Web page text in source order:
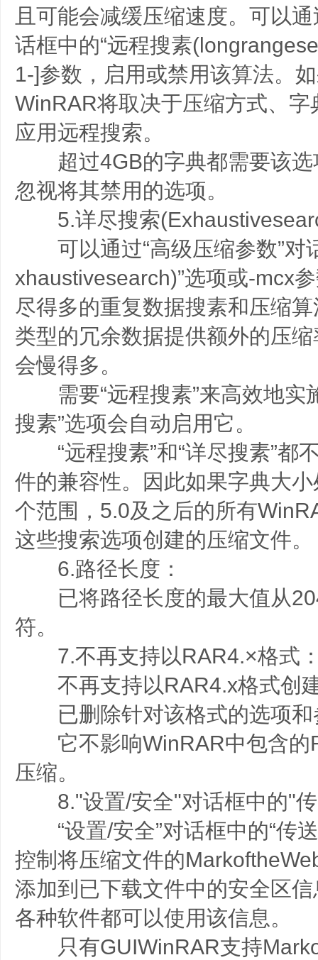
且可能会减缓压缩速度。可以
话框中的“远程搜素
1-]参数，启用或禁用该算法。
WinRAR将取决于压缩方式、
应用远程搜索。
超过4GB的字典都需要该选
忽视将其禁用的选项。
5.详尽搜索
可以通过“高级压缩参数”对
xhaustivesearch)”选项或-mcx
尽得多的重复数据搜素和压缩
类型的冗余数据提供额外的压
会慢得多。
需要“远程搜素”来高效地实
搜素”选项会自动启用它。
“远程搜素”和“详尽搜素”都
件的兼容性。因此如果字典大
个范围，5.0及之后的所有
这些搜索选项创建的压缩文件。
6.路径长度：
已将路径长度的最大值从
符。
7.不再支持以RAR4.×格式
不再支持以RAR4.x格式创
已删除针对该格式的选项和
它不影响WinRAR中包含的
压缩。
8."设置/安全"对话框中的"传
“设置/安全”对话框中的“传
控制将压缩文件的
添加到已下载文件中的安全区
各种软件都可以使用该信息。
只有GUIWinRAR支持